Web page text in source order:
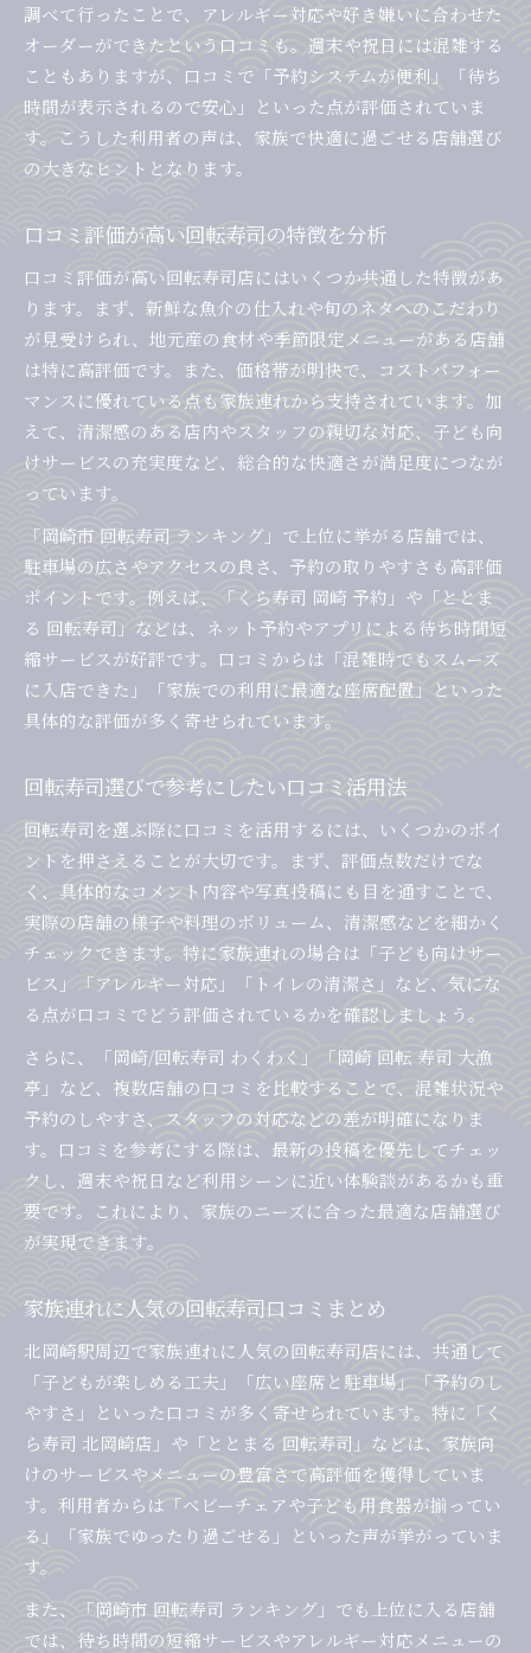
調べて行ったことで、アレルギー対応や好き嫌いに合わせた
オーダーができたという口コミも。週末や祝日には混雑する
こともありますが、口コミで「予約システムが便利」「待ち
時間が表示されるので安心」といった点が評価されていま
す。こうした利用者の声は、家族で快適に過ごせる店舗選び
の大きなヒントとなります。
口コミ評価が高い回転寿司の特徴を分析
口コミ評価が高い回転寿司店にはいくつか共通した特徴があ
ります。まず、新鮮な魚介の仕入れや旬のネタへのこだわり
が見受けられ、地元産の食材や季節限定メニューがある店舗
は特に高評価です。また、価格帯が明快で、コストパフォー
マンスに優れている点も家族連れから支持されています。加
えて、清潔感のある店内やスタッフの親切な対応、子ども向
けサービスの充実度など、総合的な快適さが満足度につなが
っています。
「岡崎市 回転寿司 ランキング」で上位に挙がる店舗では、
駐車場の広さやアクセスの良さ、予約の取りやすさも高評価
ポイントです。例えば、「くら寿司 岡崎 予約」や「ととま
る 回転寿司」などは、ネット予約やアプリによる待ち時間短
縮サービスが好評です。口コミからは「混雑時でもスムーズ
に入店できた」「家族での利用に最適な座席配置」といった
具体的な評価が多く寄せられています。
回転寿司選びで参考にしたい口コミ活用法
回転寿司を選ぶ際に口コミを活用するには、いくつかのポイ
ントを押さえることが大切です。まず、評価点数だけでな
く、具体的なコメント内容や写真投稿にも目を通すことで、
実際の店舗の様子や料理のボリューム、清潔感などを細かく
チェックできます。特に家族連れの場合は「子ども向けサー
ビス」「アレルギー対応」「トイレの清潔さ」など、気にな
る点が口コミでどう評価されているかを確認しましょう。
さらに、「岡崎/回転寿司 わくわく」「岡崎 回転 寿司 大漁
亭」など、複数店舗の口コミを比較することで、混雑状況や
予約のしやすさ、スタッフの対応などの差が明確になりま
す。口コミを参考にする際は、最新の投稿を優先してチェッ
クし、週末や祝日など利用シーンに近い体験談があるかも重
要です。これにより、家族のニーズに合った最適な店舗選び
が実現できます。
家族連れに人気の回転寿司口コミまとめ
北岡崎駅周辺で家族連れに人気の回転寿司店には、共通して
「子どもが楽しめる工夫」「広い座席と駐車場」「予約のし
やすさ」といった口コミが多く寄せられています。特に「く
ら寿司 北岡崎店」や「ととまる 回転寿司」などは、家族向
けのサービスやメニューの豊富さで高評価を獲得していま
す。利用者からは「ベビーチェアや子ども用食器が揃ってい
る」「家族でゆったり過ごせる」といった声が挙がっていま
す。
また、「岡崎市 回転寿司 ランキング」でも上位に入る店舗
では、待ち時間の短縮サービスやアレルギー対応メニューの